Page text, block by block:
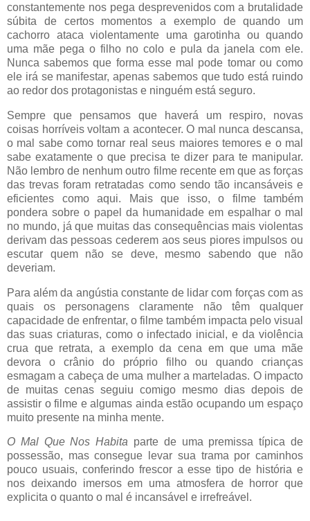
constantemente nos pega desprevenidos com a brutalidade
súbita de certos momentos a exemplo de quando um
cachorro ataca violentamente uma garotinha ou quando
uma mãe pega o filho no colo e pula da janela com ele.
Nunca sabemos que forma esse mal pode tomar ou como
ele irá se manifestar, apenas sabemos que tudo está ruindo
ao redor dos protagonistas e ninguém está seguro.
Sempre que pensamos que haverá um respiro, novas
coisas horríveis voltam a acontecer. O mal nunca descansa,
o mal sabe como tornar real seus maiores temores e o mal
sabe exatamente o que precisa te dizer para te manipular.
Não lembro de nenhum outro filme recente em que as forças
das trevas foram retratadas como sendo tão incansáveis e
eficientes como aqui. Mais que isso, o filme também
pondera sobre o papel da humanidade em espalhar o mal
no mundo, já que muitas das consequências mais violentas
derivam das pessoas cederem aos seus piores impulsos ou
escutar quem não se deve, mesmo sabendo que não
deveriam.
Para além da angústia constante de lidar com forças com as
quais os personagens claramente não têm qualquer
capacidade de enfrentar, o filme também impacta pelo visual
das suas criaturas, como o infectado inicial, e da violência
crua que retrata, a exemplo da cena em que uma mãe
devora o crânio do próprio filho ou quando crianças
esmagam a cabeça de uma mulher a marteladas. O impacto
de muitas cenas seguiu comigo mesmo dias depois de
assistir o filme e algumas ainda estão ocupando um espaço
muito presente na minha mente.
O Mal Que Nos Habita parte de uma premissa típica de
possessão, mas consegue levar sua trama por caminhos
pouco usuais, conferindo frescor a esse tipo de história e
nos deixando imersos em uma atmosfera de horror que
explicita o quanto o mal é incansável e irrefreável.